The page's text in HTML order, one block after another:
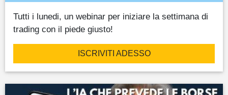
Tutti i lunedi, un webinar per iniziare la settimana di
trading con il piede giusto!
ISCRIVITI ADESSO